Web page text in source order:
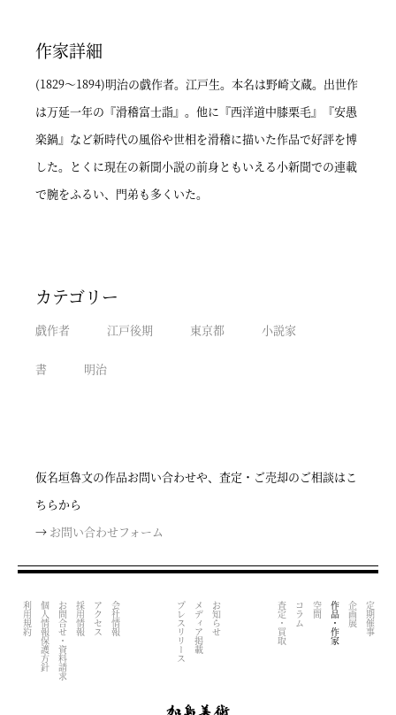
作家詳細
(1829～1894)明治の戯作者。江戸生。本名は野崎文蔵。出世作
は万延一年の『滑稽富士詣』。他に『西洋道中膝栗毛』『安愚
楽鍋』など新時代の風俗や世相を滑稽に描いた作品で好評を博
した。とくに現在の新聞小説の前身ともいえる小新聞での連載
で腕をふるい、門弟も多くいた。
カテゴリー
戯作者 江戸後期 東京都 小説家
書 明治
仮名垣魯文の作品お問い合わせや、査定・ご売却のご相談はこ
ちらから
→ お問い合わせフォーム
定期催事
企画展
作品・作家
空間
コラム
査定・買取
お知らせ
メディア掲載
プレスリリース
会社情報
アクセス
採用情報
お問合せ・資料請求
個人情報保護方針
利用規約